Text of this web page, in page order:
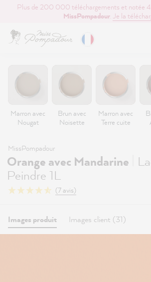
principal
Plus de 200 000 téléchargements et notée
MissPompadour. Je la
Marron avec
Nougat
Brun avec
Noisette
Marron avec
Terre cuite
MissPompadour
Orange avec Mandarine
Peindre 1L
(7 avis)
Images produit Images client (31)